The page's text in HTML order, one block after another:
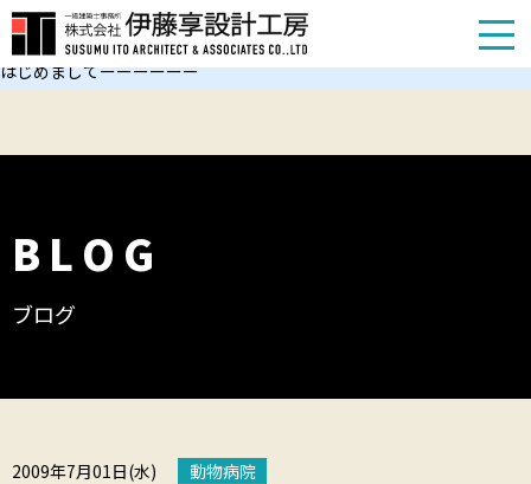
TOP
お知らせ
はじめましてーーーーーー
BLOG
ブログ
2009年7月01日(水) 動物病院